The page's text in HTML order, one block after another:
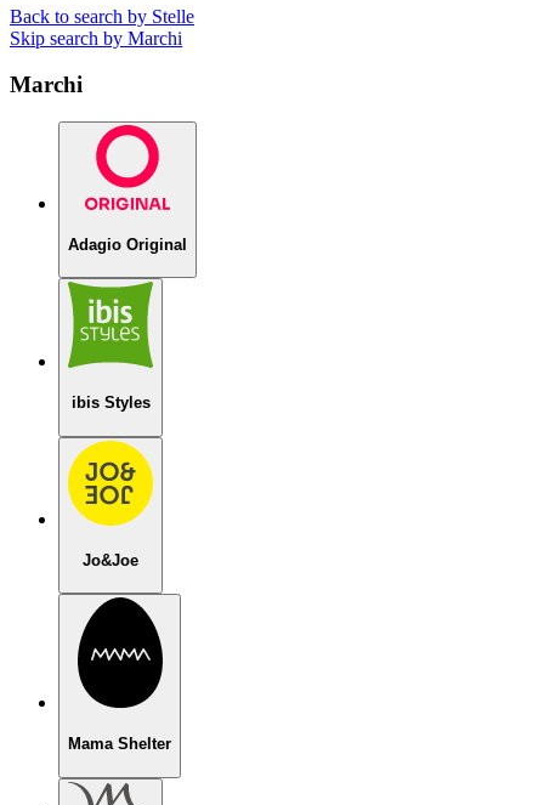
Back to search by Stelle
Skip search by Marchi
Marchi
Adagio Original
ibis Styles
Jo&Joe
Mama Shelter